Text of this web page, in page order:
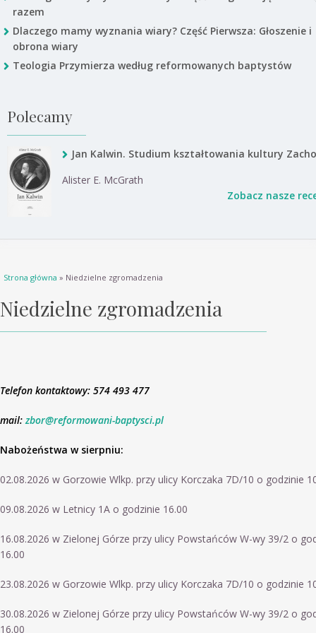
razem
Dlaczego mamy wyznania wiary? Część Pierwsza: Głoszenie i
obrona wiary
Teologia Przymierza według reformowanych baptystów
Polecamy
Jan Kalwin. Studium kształtowania kultury
Alister E. McGrath
Zobacz nasze
Jesteś tutaj
Strona główna » Niedzielne zgromadzenia
Niedzielne zgromadzenia
Telefon kontaktowy: 574 493 477
mail:zbor@reformowani-baptysci.pl
Nabożeństwa w sierpniu:
02.08.2026 w Gorzowie Wlkp. przy ulicy Korczaka 7D/10 o godzinie
09.08.2026 w Letnicy 1A o godzinie 16.00
16.08.2026 w Zielonej Górze przy ulicy Powstańców W-wy 39/2 o
16.00
23.08.2026 w Gorzowie Wlkp. przy ulicy Korczaka 7D/10 o godzinie
30.08.2026 w Zielonej Górze przy ulicy Powstańców W-wy 39/2 o
16.00